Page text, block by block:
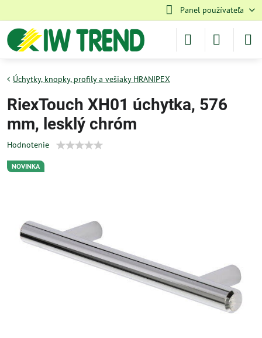
Panel používateľa
NOVINKA
Úchytky, knopky, profily a vešiaky HRANIPEX
RiexTouch XH01 úchytka, 576
mm, lesklý chróm
Hodnotenie